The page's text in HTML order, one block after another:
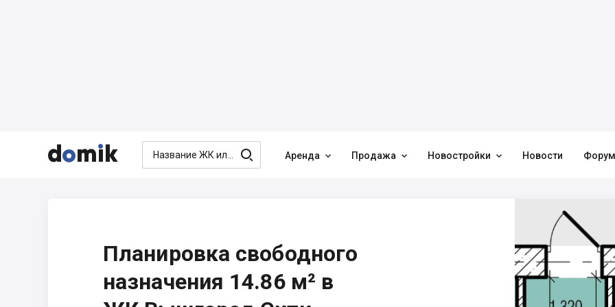


  Аренда  Продажа  Новостройки  Новости Форум
Планировка свободного
назначения 14.86 м² в